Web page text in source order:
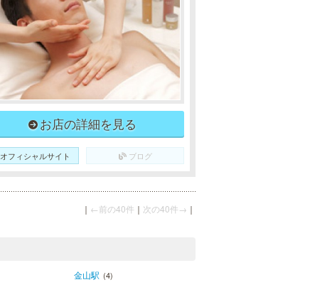
お店の詳細を見る
オフィシャルサイト ブログ
｜ ←前の40件 ｜ 次の40件→ ｜
金山駅 (4)